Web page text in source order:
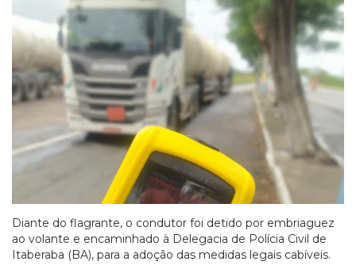
Diante do flagrante, o condutor foi detido por embriaguez
ao volante e encaminhado à Delegacia de Polícia Civil de
Itaberaba (BA), para a adoção das medidas legais cabíveis.